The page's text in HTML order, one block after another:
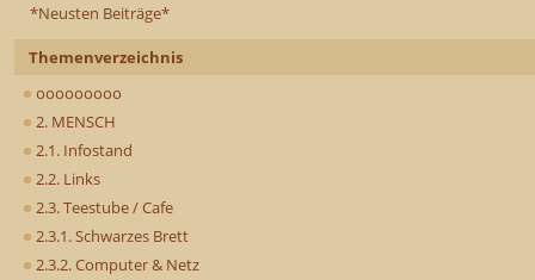
*Neusten Beiträge*
Themenverzeichnis
ooooooooo
2. MENSCH
2.1. Infostand
2.2. Links
2.3. Teestube / Cafe
2.3.1. Schwarzes Brett
2.3.2. Computer & Netz